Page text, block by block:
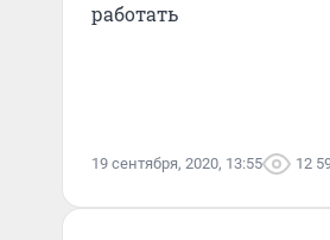
работать
19 сентября, 2020, 13:55 12